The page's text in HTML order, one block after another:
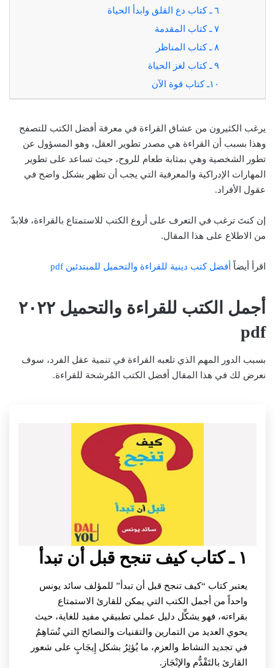
٦ ـ كتاب دع القلق وابدأ الحياة
٧ ـ كتاب المقدمة
٨ ـ كتاب المناظر
٩ ـ كتاب لغز الحياة
١٠ـ كتاب قوة الآن
يرغب الكثيرون من عشاق القراءة في معرفة أفضل الكتب للتصفح
وهذا بسبب أن القراءة هي مصدر تطوير العقل، وهو المسؤول عن
تطور الشخصية وهي بمثابة طعام للروح، حيث تساعد على تطوير
المهارات الإدراكية والمعرفية التي يجب أن تظهر بشكل واضح في
عقول الأفراد.
إن كنتَ ترغب في التعرف على أروع الكتب للاستمتاع بالقراءة، فلابدّ
من الاطلاع على هذا المقال.
اقرأ أيضاً أفضل كتب دينية للقراءة والتحميل للمبتدئين pdf
أجمل الكتب للقراءة والتحميل ٢٠٢٢
pdf
بسبب الدور المهم الذي تلعبه القراءة في تنمية عقل الفرد، سوف
نعرض لك في هذا المقال أفضل الكتب المُرشحة للقراءة.
١ ـ كتاب كيف تنجح قبل أن تبدأ
يعتبر كتاب “كيف تنجح قبل أن تبدأ” للمؤلف سائد يونس
واحداً من أجمل الكتب التي يمكن للقارئ الاستمتاع
بقراءته، فهو يشكِّل دليل عملي تطبيقي مفيد للغاية، حيث
يحوي العديد من التمارين والتقنيات والنصائح التي تُسَاهِمُ
في تجديد النشاط والعزم، ما يُؤثِرُ بشكل إِيجَابٍ على شعور
القارئ بالتَقْدُّمِ والإِنْجَاز.